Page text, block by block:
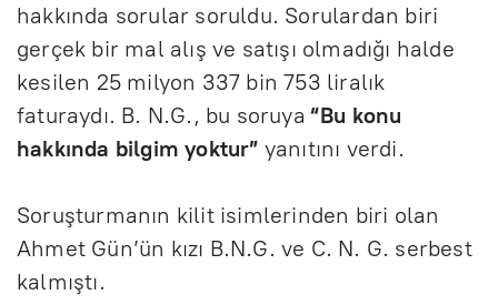
hakkında sorular soruldu. Sorulardan biri
gerçek bir mal alış ve satışı olmadığı halde
kesilen 25 milyon 337 bin 753 liralık
faturaydı. B. N.G., bu soruya“Bu konu
hakkında bilgim yoktur” yanıtını verdi.
Soruşturmanın kilit isimlerinden biri olan
Ahmet Gün’ün kızı B.N.G. ve C. N. G. serbest
kalmıştı.